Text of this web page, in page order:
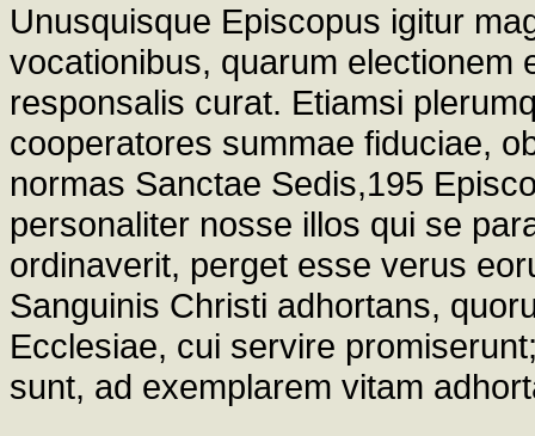
Unusquisque Episcopus igitur
vocationibus, quarum electionem
responsalis curat. Etiamsi
cooperatores summae fiduciae,
normas Sanctae Sedis,195
personaliter nosse illos qui se
ordinaverit, perget esse verus
Sanguinis Christi adhortans,
Ecclesiae, cui servire
sunt, ad exemplarem vitam